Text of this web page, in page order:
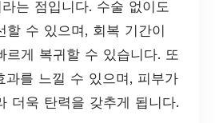
는 점입니다. 수술 없이도
할 수 있으며, 회복 기간이
르게 복귀할 수 있습니다. 또
과를 느낄 수 있으며, 피부가
더욱 탄력을 갖추게 됩니다.